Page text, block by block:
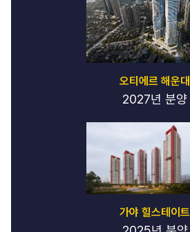
오티에르 해운대
2027년 분양
가야 힐스테이트